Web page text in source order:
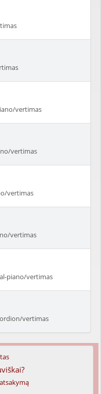
vertimas
vertimas
vertimas
vertimas
piano/vertimas
vertimas